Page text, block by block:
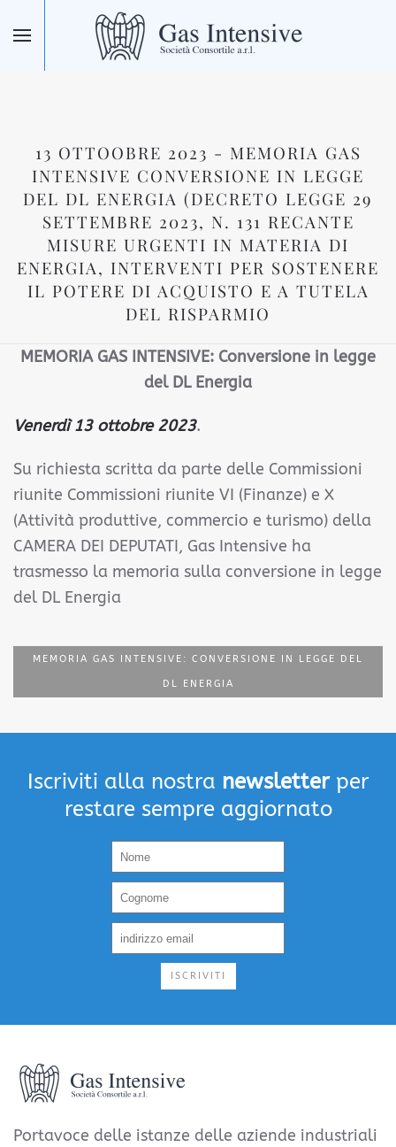
Skip to main content
13 OTTOOBRE 2023 - MEMORIA GAS
INTENSIVE CONVERSIONE IN LEGGE
DEL DL ENERGIA (DECRETO LEGGE 29
SETTEMBRE 2023, N. 131 RECANTE
MISURE URGENTI IN MATERIA DI
ENERGIA, INTERVENTI PER SOSTENERE
IL POTERE DI ACQUISTO E A TUTELA
DEL RISPARMIO
MEMORIA GAS INTENSIVE: Conversione in legge
del DL Energia
Venerdì 13 ottobre 2023.
Su richiesta scritta da parte delle Commissioni
riunite Commissioni riunite VI (Finanze) e X
(Attività produttive, commercio e turismo) della
CAMERA DEI DEPUTATI, Gas Intensive ha
trasmesso la memoria sulla conversione in legge
del DL Energia
MEMORIA GAS INTENSIVE: CONVERSIONE IN LEGGE DEL
DL ENERGIA
Iscriviti alla nostra newsletterper
restare sempre aggiornato
ISCRIVITI
Portavoce delle istanze delle aziende industriali